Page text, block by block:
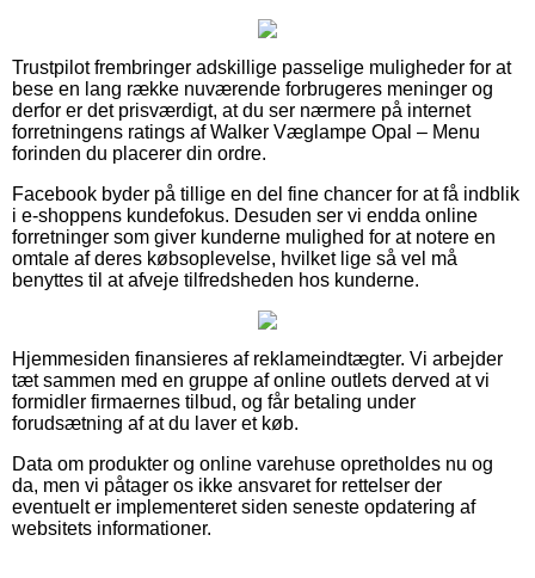
Trustpilot frembringer adskillige passelige muligheder for at
bese en lang række nuværende forbrugeres meninger og
derfor er det prisværdigt, at du ser nærmere på internet
forretningens ratings af Walker Væglampe Opal – Menu
forinden du placerer din ordre.
Facebook byder på tillige en del fine chancer for at få indblik
i e-shoppens kundefokus. Desuden ser vi endda online
forretninger som giver kunderne mulighed for at notere en
omtale af deres købsoplevelse, hvilket lige så vel må
benyttes til at afveje tilfredsheden hos kunderne.
Hjemmesiden finansieres af reklameindtægter. Vi arbejder
tæt sammen med en gruppe af online outlets derved at vi
formidler firmaernes tilbud, og får betaling under
forudsætning af at du laver et køb.
Data om produkter og online varehuse opretholdes nu og
da, men vi påtager os ikke ansvaret for rettelser der
eventuelt er implementeret siden seneste opdatering af
websitets informationer.